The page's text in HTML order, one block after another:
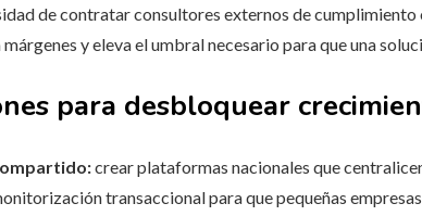
de contratar consultores externos de cumplimiento
y eleva el umbral necesario para que una
para desbloquear
crear plataformas nacionales que
transaccional para que pequeñas